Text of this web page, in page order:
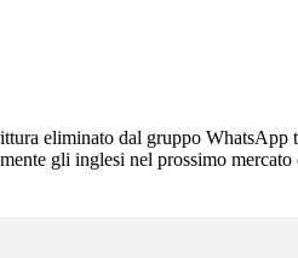
eliminato dal gruppo WhatsApp
gli inglesi nel prossimo